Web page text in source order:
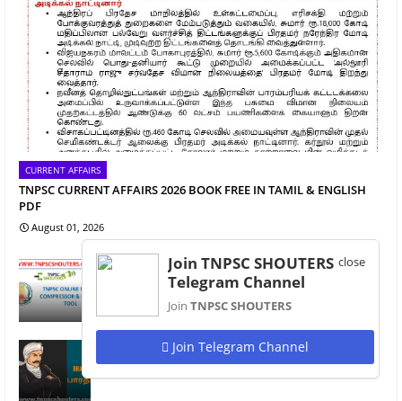
CURRENT AFFAIRS
TNPSC CURRENT AFFAIRS 2026 BOOK FREE IN TAMIL & ENGLISH
PDF
August 01, 2026
TNPSC PHOTO & SIGNATURE RESIZER /
COMPRESSOR ONLINE TOOL 2024
April 03, 2024
பாரதியார் | BHARATHIYAR - TNPSC NOTES
close
Join TNPSC SHOUTERS
Telegram Channel
Join TNPSC SHOUTERS
Join Telegram Channel